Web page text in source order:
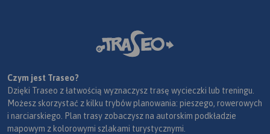
Czym jest Traseo?
Dzięki Traseo z łatwością wyznaczysz trasę wycieczki lub treningu.
Możesz skorzystać z kilku trybów planowania: pieszego, rowerowych
i narciarskiego. Plan trasy zobaczysz na autorskim podkładzie
mapowym z kolorowymi szlakami turystycznymi.